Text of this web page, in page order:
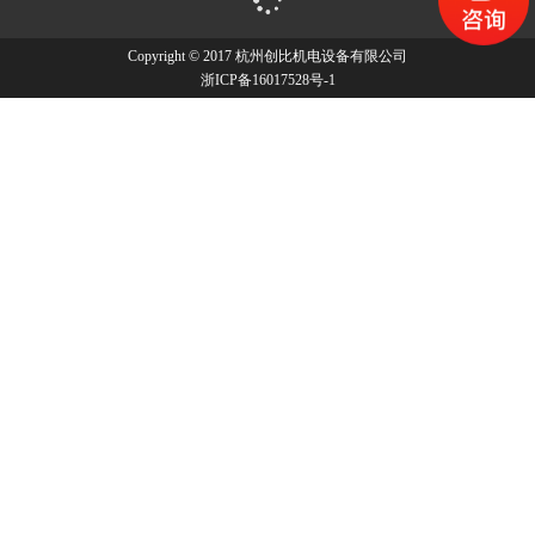
Copyright © 2017 杭州创比机电设备有限公司
浙ICP备16017528号-1